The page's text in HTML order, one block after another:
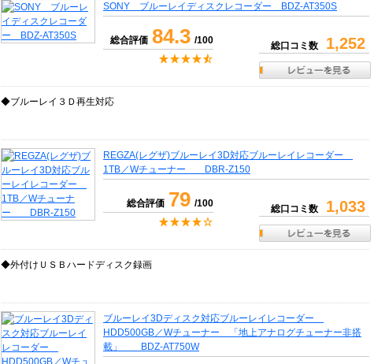
SONY ブルーレイディスクレコーダー BDZ-AT350S
総合評価 84.3 /100 総口コミ数 1,252
◆ブルーレイ３Ｄ再生対応
REGZA(レグザ)ブルーレイ3D対応ブルーレイレコーダー
1TB／Wチューナー DBR-Z150
総合評価 79 /100 総口コミ数 1,033
◆外付けＵＳＢハードディスク録画
ブルーレイ3Dディスク対応ブルーレイレコーダー
HDD500GB／Wチューナー 「地上アナログチューナー非搭
載」 BDZ-AT750W